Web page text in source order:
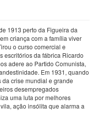
1913 perto da Figueira da
criança com a família viver
o curso comercial e
escritórios da fábrica Ricardo
adere ao Partido Comunista,
Em 1931, quando
da crise mundial e grande
desempregados
uma luta por melhores
ação insólita que alarma a